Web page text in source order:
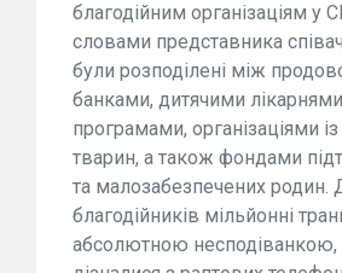
благодійним організаціям у
словами представника
були розподілені між
банками, дитячими
програмами, організаціями із
тварин, а також фондами
та малозабезпечених родин.
благодійників мільйонні
абсолютною несподіванкою,